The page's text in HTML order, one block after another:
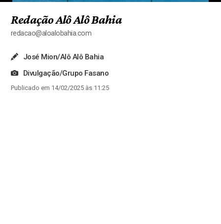
Redação Alô Alô Bahia
redacao@aloalobahia.com
José Mion/Alô Alô Bahia
Divulgação/Grupo Fasano
Publicado em 14/02/2025 às 11:25